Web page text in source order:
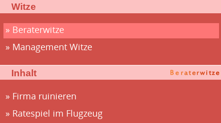
Witze
Beraterwitze
Management Witze
Inhalt
Firma ruinieren
Ratespiel im Flugzeug